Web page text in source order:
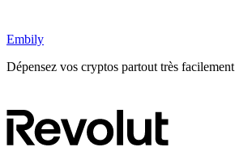
Embily
Dépensez vos cryptos partout très facilement